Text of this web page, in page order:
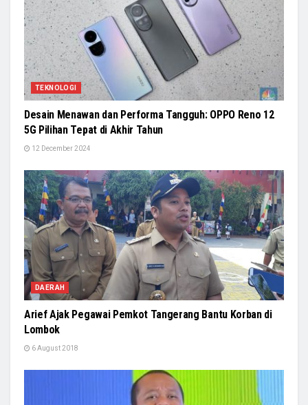
TEKNOLOGI
Desain Menawan dan Performa Tangguh: OPPO Reno 12
5G Pilihan Tepat di Akhir Tahun
12 December 2024
DAERAH
Arief Ajak Pegawai Pemkot Tangerang Bantu Korban di
Lombok
6 August 2018